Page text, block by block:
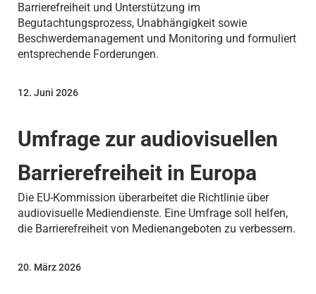
Barrierefreiheit und Unterstützung im
Begutachtungsprozess, Unabhängigkeit sowie
Beschwerdemanagement und Monitoring und formuliert
entsprechende Forderungen.
Umfrage zur audiovisuellen
Barrierefreiheit in Europa
12. Juni 2026
Die EU-Kommission überarbeitet die Richtlinie über
audiovisuelle Mediendienste. Eine Umfrage soll helfen,
die Barrierefreiheit von Medienangeboten zu verbessern.
20. März 2026